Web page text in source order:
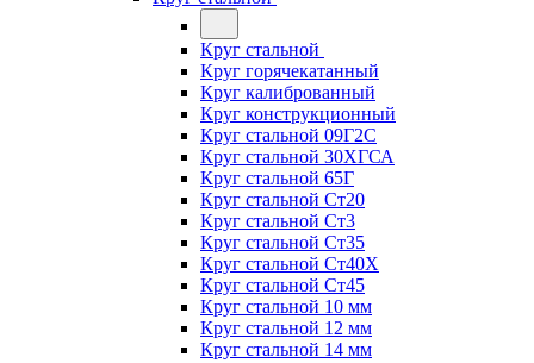
Круг стальной
Круг горячекатанный
Круг калиброванный
Круг конструкционный
Круг стальной 09Г2С
Круг стальной 30ХГСА
Круг стальной 65Г
Круг стальной Ст20
Круг стальной Ст3
Круг стальной Ст35
Круг стальной Ст40Х
Круг стальной Ст45
Круг стальной 10 мм
Круг стальной 12 мм
Круг стальной 14 мм